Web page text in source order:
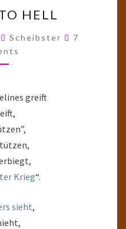
TO
HELL
Scheibster Comments
7
greift
Krieg“.
sieht,